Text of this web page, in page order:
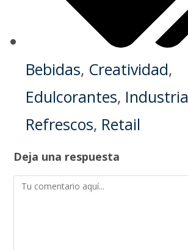
Bebidas, Creatividad,
Edulcorantes, Industria
Refrescos, Retail
Deja una respuesta